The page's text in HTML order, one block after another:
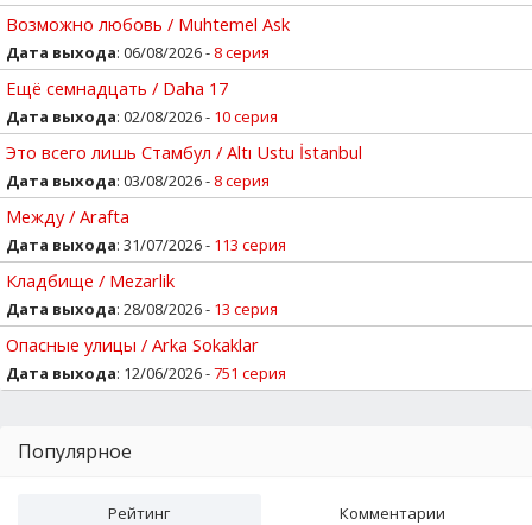
Возможно любовь / Muhtemel Ask
Дата выхода: 06/08/2026 - 8 серия
Ещё семнадцать / Daha 17
Дата выхода: 02/08/2026 - 10 серия
Это всего лишь Стамбул / Altı Ustu İstanbul
Дата выхода: 03/08/2026 - 8 серия
Между / Arafta
Дата выхода: 31/07/2026 - 113 серия
Кладбище / Mezarlik
Дата выхода: 28/08/2026 - 13 серия
Опасные улицы / Arka Sokaklar
Дата выхода: 12/06/2026 -751 серия
Популярное
Рейтинг Комментарии